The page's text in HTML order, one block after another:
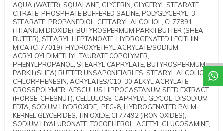
AQUA (WATER), SQUALANE, GLYCERIN, GLYCERYL STEARATE
CITRATE, PHOSPHATE BUFFERED SALINE, POLYGLYCERYL-3
STEARATE, PROPANEDIOL, CETEARYL ALCOHOL, CI 77891
(TITANIUM DIOXIDE), BUTYROSPERMUM PARKII BUTTER (SHEA
BUTTER), STEARYL HEPTANOATE, HYDROGENATED LECITHIN,
MICA (CI 77019), HYDROXYETHYL ACRYLATE/SODIUM
ACRYLOYLDIMETHYL TAURATE COPOLYMER,
PHENYLPROPANOL, STEARYL CAPRYLATE, BUTYROSPERMUM
PARKII (SHEA) BUTTER UNSAPONIFIABLES, STEARYL ALCOHOL,
CHLORPHENESIN, ACRYLATES/C10-30 ALKYL ACRYLATE
CROSSPOLYMER, AESCULUS HIPPOCASTANUM SEED EXTRACT
(HORSE-CHESNUT), CELLULOSE, CAPRYLYL GLYCOL, DISODIUM
EDTA, SODIUM HYDROXIDE, PEG-8, HYDROGENATED PALM
KERNEL GLYCERIDES, TIN OXIDE, CI 77492 (IRON OXIDES),
SODIUM HYALURONATE, TOCOPHEROL, ACETYL GLUCOSAMINE,